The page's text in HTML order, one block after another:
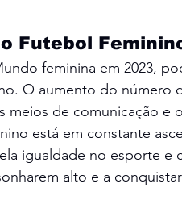
Futebol
feminina em 2023,
O aumento do número
meios de comunicação e
está em constante
igualdade no esporte e
alto e a